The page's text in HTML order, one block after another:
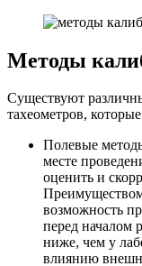
Методы
Существуют
тахеометров,
Полевые
месте
оценить и
Преимуществом
возможность
перед началом
ниже, чем у
влиянию